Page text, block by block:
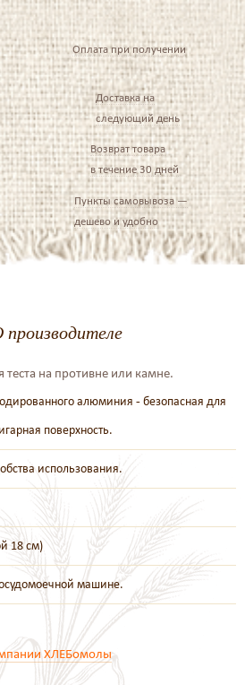
Оплата при получении
Доставка на
следующий день
Возврат товара
в течение 30 дней
Пункты самовывоза —
дешево и удобно
производителе
на противне или камне.
алюминия - безопасная для
поверхность.
использования.
18 см)
машине.
ХЛЕБомолы